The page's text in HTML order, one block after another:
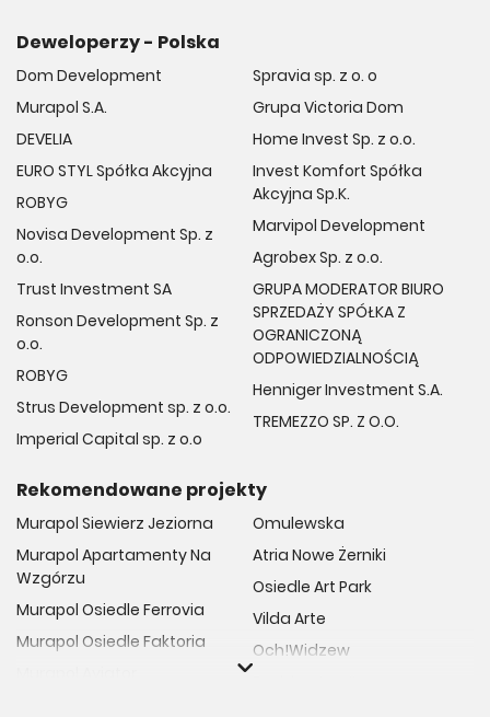
Deweloperzy - Polska
Dom Development
Murapol S.A.
DEVELIA
EURO STYL Spółka Akcyjna
ROBYG
Novisa Development Sp. z
o.o.
Trust Investment SA
Ronson Development Sp. z
o.o.
ROBYG
Strus Development sp. z o.o.
Imperial Capital sp. z o.o
Spravia sp. z o. o
Grupa Victoria Dom
Home Invest Sp. z o.o.
Invest Komfort Spółka
Akcyjna Sp.K.
Marvipol Development
Agrobex Sp. z o.o.
GRUPA MODERATOR BIURO
SPRZEDAŻY SPÓŁKA Z
OGRANICZONĄ
ODPOWIEDZIALNOŚCIĄ
Henniger Investment S.A.
TREMEZZO SP. Z O.O.
Rekomendowane projekty
Murapol Siewierz Jeziorna
Murapol Apartamenty Na
Wzgórzu
Murapol Osiedle Ferrovia
Murapol Osiedle Faktoria
Omulewska
Atria Nowe Żerniki
Osiedle Art Park
Vilda Arte
Och!Widzew